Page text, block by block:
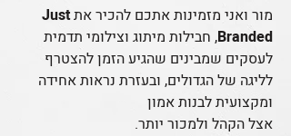
מור ואני מזמינות אתכם להכיר אתJust
Branded, חבילות מיתוג וצילומי תדמית
לעסקים שמבינים שהגיע הזמן להצטרף
לליגה של הגדולים, ובעזרת נראות אחידה
ומקצועית לבנות אמון
אצל הקהל ולמכור יותר.